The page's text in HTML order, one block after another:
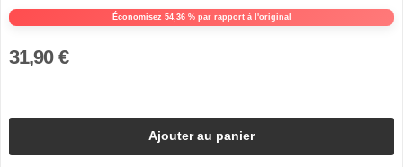
Économisez 54,36 % par rapport à l'original
31,90 €
Ajouter au panier